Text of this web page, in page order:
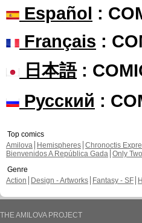
Español :
Français :
日本語:
Русский :
Top comics
Amilova
Hemispheres Chronoctis
Bienvenidos A República Gada Only Two
Genre
Action
Design - Artworks Fantasy - SF
THE AMILOVA PROJECT